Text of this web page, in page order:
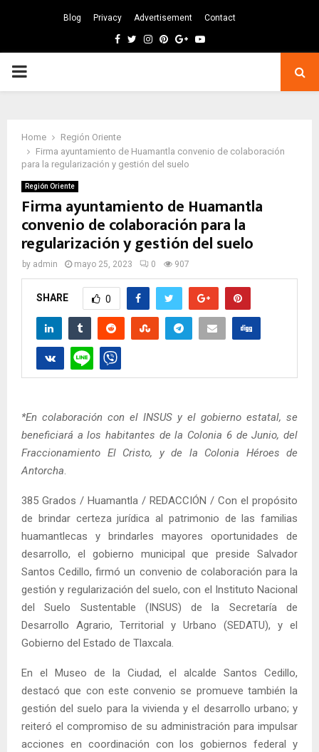
Blog Privacy Advertisement Contact
Facebook
TwitterInstagram
Pinterest
GoogleYoutube
PRIMARY
Home
Región Oriente
Firma ayuntamiento de Huamantla convenio de colaboración
para la regularización y gestión del suelo
Región Oriente
Firma ayuntamiento de Huamantla
convenio de colaboración para la
regularización y gestión del suelo
by admin mayo 25, 2023 0 907
SHARE 0
*En colaboración con el INSUS y el gobierno estatal, se
beneficiará a los habitantes de la Colonia 6 de Junio, del
Fraccionamiento El Cristo, y de la Colonia Héroes de
Antorcha
385 Grados / Huamantla / REDACCIÓN / Con el propósito
de brindar certeza jurídica al patrimonio de las familias
huamantlecas y brindarles mayores oportunidades de
desarrollo, el gobierno municipal que preside Salvador
Santos Cedillo, firmó un convenio de colaboración para la
gestión y regularización del suelo, con el Instituto Nacional
del Suelo Sustentable (INSUS) de la Secretaría de
Desarrollo Agrario, Territorial y Urbano (SEDATU), y el
Gobierno del Estado de Tlaxcala.
En el Museo de la Ciudad, el alcalde Santos Cedillo,
destacó que con este convenio se promueve también la
gestión del suelo para la vivienda y el desarrollo urbano; y
reiteró el compromiso de su administración para impulsar
acciones en coordinación con los gobiernos federal y